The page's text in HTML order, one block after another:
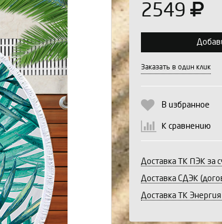
2549
Заказать в один клик
В избранное
К сравнению
Доставка ТК ПЭК за
Доставка СДЭК
Доставка ТК